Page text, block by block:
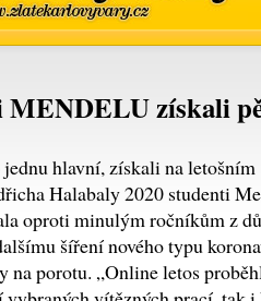
získali
jednu hlavní, získali na
Halabaly 2020 studenti
oproti minulým ročníkům z
šíření nového typu
na porotu. „Online letos